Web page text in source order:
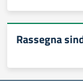
Rassegna